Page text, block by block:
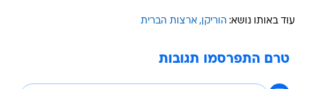
עוד באותו נושא: הוריקן ארצות הברית
טרם התפרסמו תגובות